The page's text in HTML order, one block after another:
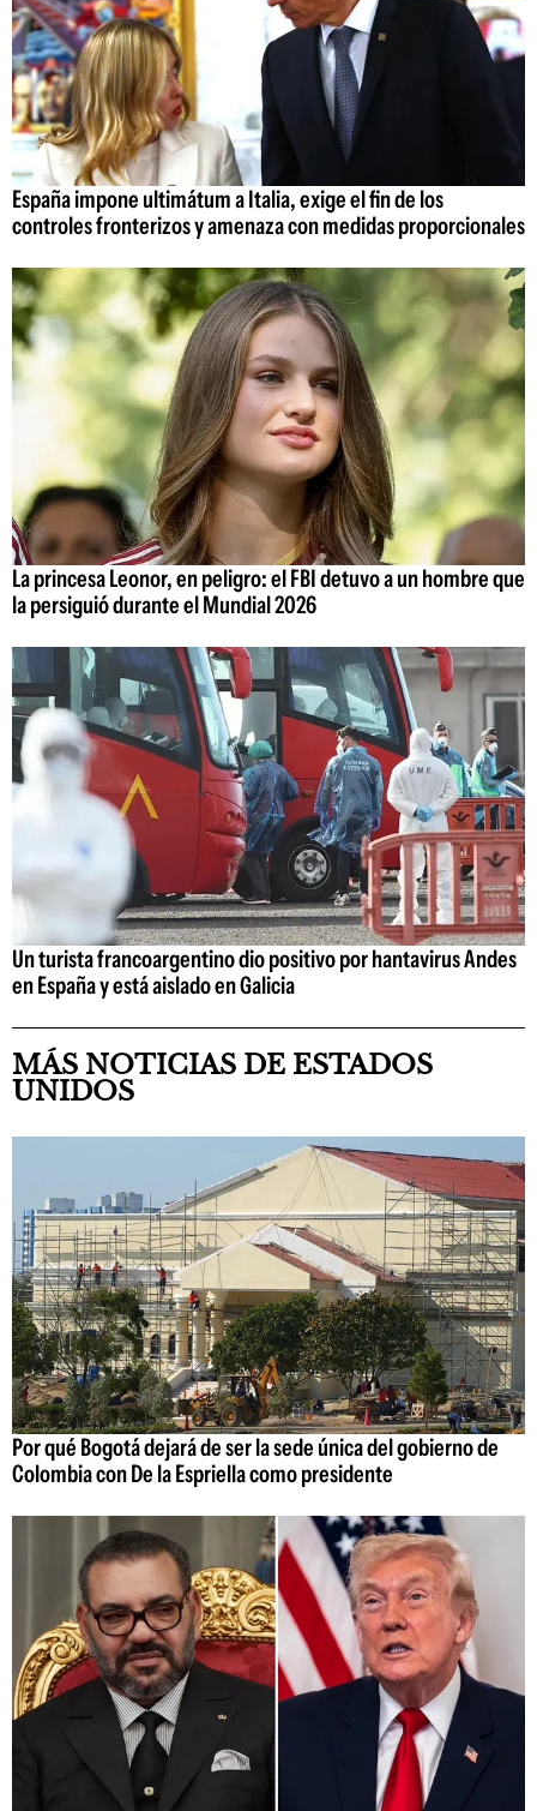
España impone ultimátum a Italia, exige el fin de los
controles fronterizos y amenaza con medidas proporcionales
La princesa Leonor, en peligro: el FBI detuvo a un hombre que
la persiguió durante el Mundial 2026
Un turista francoargentino dio positivo por hantavirus Andes
en España y está aislado en Galicia
MÁS NOTICIAS DE ESTADOS
UNIDOS
Por qué Bogotá dejará de ser la sede única del gobierno de
Colombia con De la Espriella como presidente